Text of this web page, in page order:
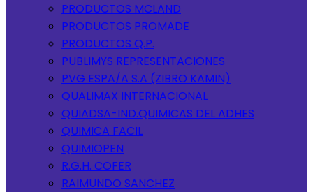
PRODUCTOS MCLAND
PRODUCTOS PROMADE
PRODUCTOS Q.P.
PUBLIMYS REPRESENTACIONES
PVG ESPA/A S.A (ZIBRO KAMIN)
QUALIMAX INTERNACIONAL
QUIADSA-IND.QUIMICAS DEL ADHES
QUIMICA FACIL
QUIMIOPEN
R.G.H. COFER
RAIMUNDO SANCHEZ